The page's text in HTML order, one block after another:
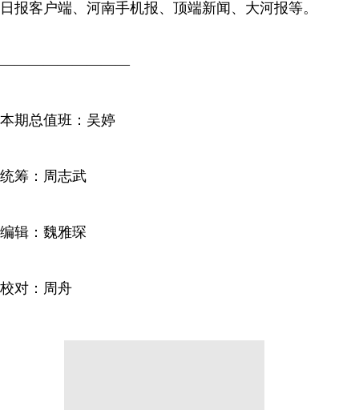
日报客户端、河南手机报、顶端新闻、大河报等。
—————————
本期总值班：吴婷
统筹：周志武
编辑：魏雅琛
校对：周舟